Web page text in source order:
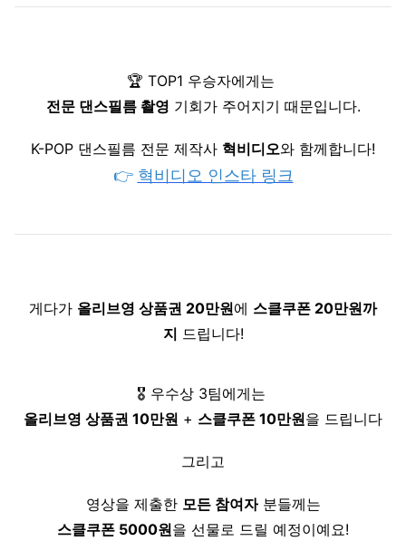
🏆 TOP1 우승자에게는
전문 댄스필름 촬영 기회가 주어지기 때문입니다.
K-POP 댄스필름 전문 제작사 혁비디오와 함께합니다!
👉 혁비디오 인스타 링크
게다가 올리브영 상품권 20만원에 스클쿠폰 20만원까
지 드립니다!
🎖️ 우수상 3팀에게는
올리브영 상품권 10만원 + 스클쿠폰 10만원을 드립니다
그리고
영상을 제출한 모든 참여자 분들께는
스클쿠폰 5000원을 선물로 드릴 예정이예요!